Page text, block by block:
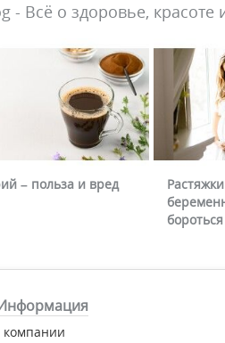
- Всё о здоровье, красоте
– польза и вред
бороться